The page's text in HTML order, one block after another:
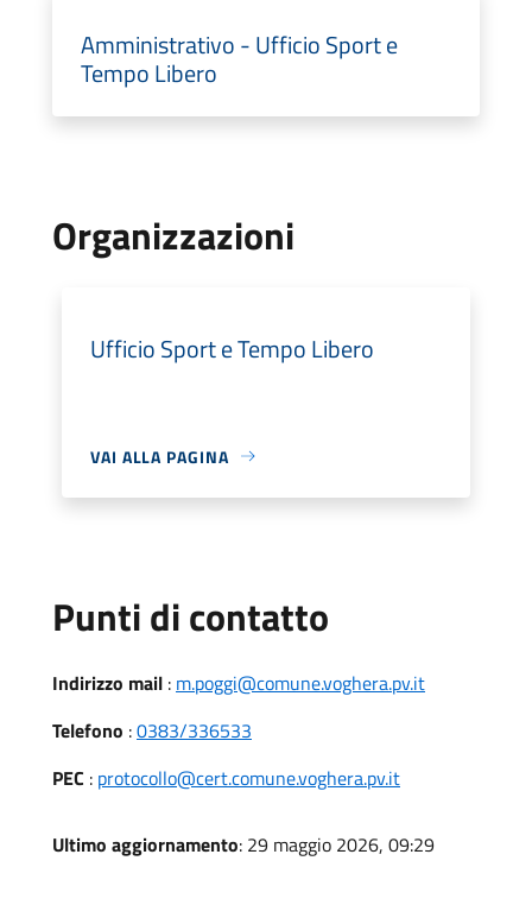
Amministrativo - Ufficio Sport e
Tempo Libero
Organizzazioni
Ufficio Sport e Tempo Libero
VAI ALLA PAGINA
Punti di contatto
Indirizzo mail : m.poggi@comune.voghera.pv.it
Telefono :0383/336533
PEC : protocollo@cert.comune.voghera.pv.it
Ultimo aggiornamento: 29 maggio 2026, 09:29